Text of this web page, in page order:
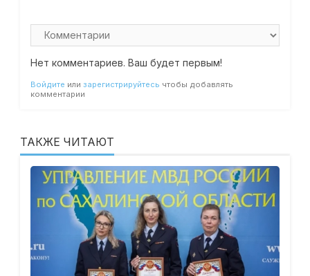
Нет комментариев. Ваш будет первым!
Войдите или зарегистрируйтесь чтобы добавлять
комментарии
ТАКЖЕ ЧИТАЮТ